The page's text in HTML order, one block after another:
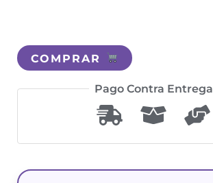
COMPRAR
Pago Contra Entrega